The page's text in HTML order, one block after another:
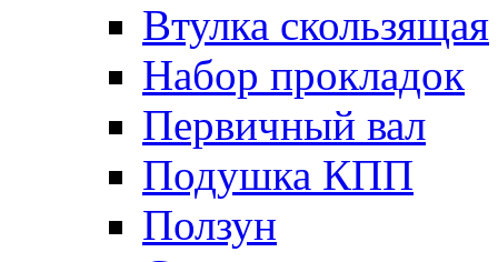
Втулка скользящая
Набор прокладок
Первичный вал
Подушка КПП
Ползун